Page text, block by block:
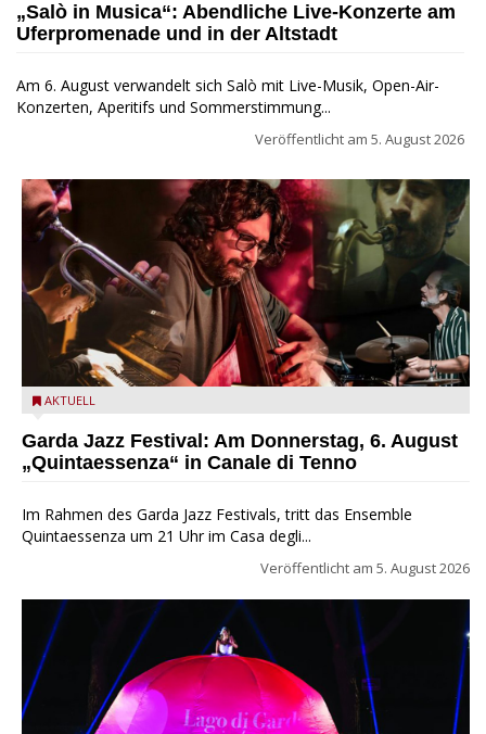
„Salò in Musica“: Abendliche Live-Konzerte am
Uferpromenade und in der Altstadt
Am 6. August verwandelt sich Salò mit Live-Musik, Open-Air-
Konzerten, Aperitifs und Sommerstimmung...
Veröffentlicht am 5. August 2026
Das Ensemble Quintaessenza zu Gast beim Garda Jazz
AKTUELL
Garda Jazz Festival: Am Donnerstag, 6. August
„Quintaessenza“ in Canale di Tenno
Im Rahmen des Garda Jazz Festivals, tritt das Ensemble
Quintaessenza um 21 Uhr im Casa degli...
Veröffentlicht am 5. August 2026